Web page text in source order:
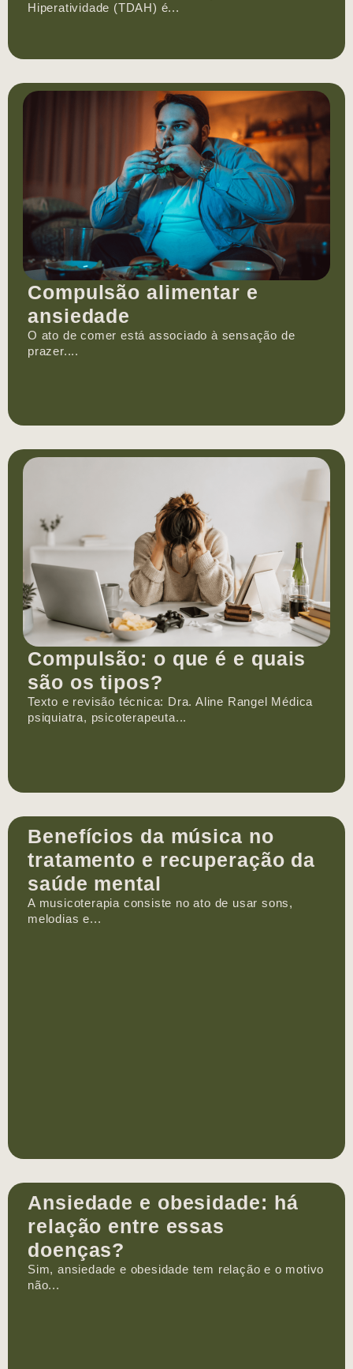
Hiperatividade (TDAH) é...
Compulsão alimentar e
ansiedade
O ato de comer está associado à sensação de
prazer....
Compulsão: o que é e quais
são os tipos?
Texto e revisão técnica: Dra. Aline Rangel Médica
psiquiatra, psicoterapeuta...
Benefícios da música no
tratamento e recuperação da
saúde mental
A musicoterapia consiste no ato de usar sons,
melodias e...
Ansiedade e obesidade: há
relação entre essas
doenças?
Sim, ansiedade e obesidade tem relação e o motivo
não...